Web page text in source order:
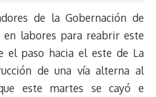
de la Gobernación de
en labores para reabrir este
el paso hacia el este de La
de una vía alterna al
este martes se cayó e